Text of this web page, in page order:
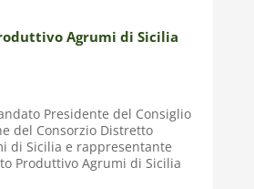
Agrumi di Sicilia
Presidente del Consiglio
del Consorzio Distretto
di Sicilia e rappresentante
Produttivo Agrumi di Sicilia